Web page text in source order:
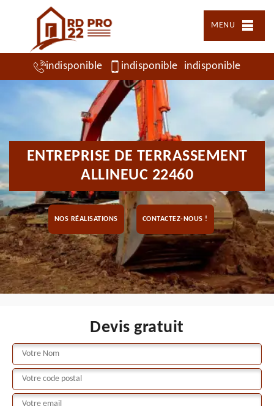
MENU
indisponible indisponible indisponible
ENTREPRISE DE TERRASSEMENT
ALLINEUC 22460
NOS RÉALISATIONS CONTACTEZ-NOUS !
Devis gratuit